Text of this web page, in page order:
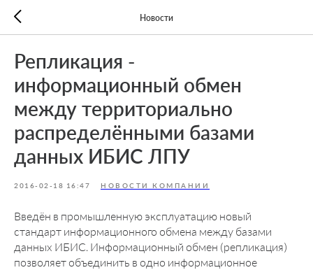
Новости
Репликация -
информационный обмен
между территориально
распределёнными базами
данных ИБИС ЛПУ
2016-02-18 16:47 НОВОСТИ КОМПАНИИ
Введён в промышленную эксплуатацию новый
стандарт информационного обмена между базами
данных ИБИС. Информационный обмен (репликация)
позволяет объединить в одно информационное